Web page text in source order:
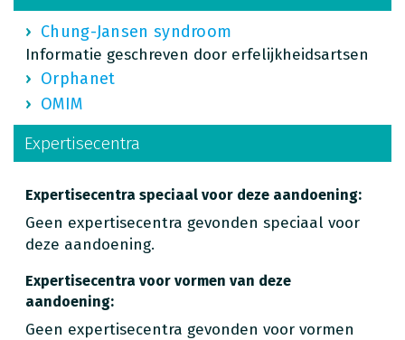
Chung-Jansen syndroom
Informatie geschreven door erfelijkheidsartsen
Orphanet
OMIM
Expertisecentra
Expertisecentra speciaal voor deze aandoening:
Geen expertisecentra gevonden speciaal voor
deze aandoening.
Expertisecentra voor vormen van deze
aandoening:
Geen expertisecentra gevonden voor vormen